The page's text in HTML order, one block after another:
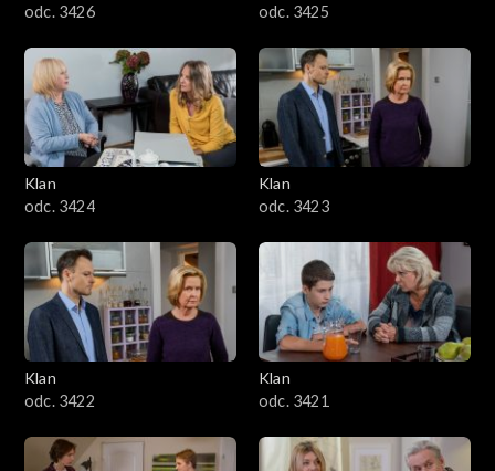
odc. 3426
odc. 3425
Klan
odc. 3424
Klan
odc. 3423
Klan
odc. 3422
Klan
odc. 3421